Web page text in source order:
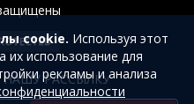
РАССЫЛКУ
cookie. Используя этот
их использование для
рекламы и анализа